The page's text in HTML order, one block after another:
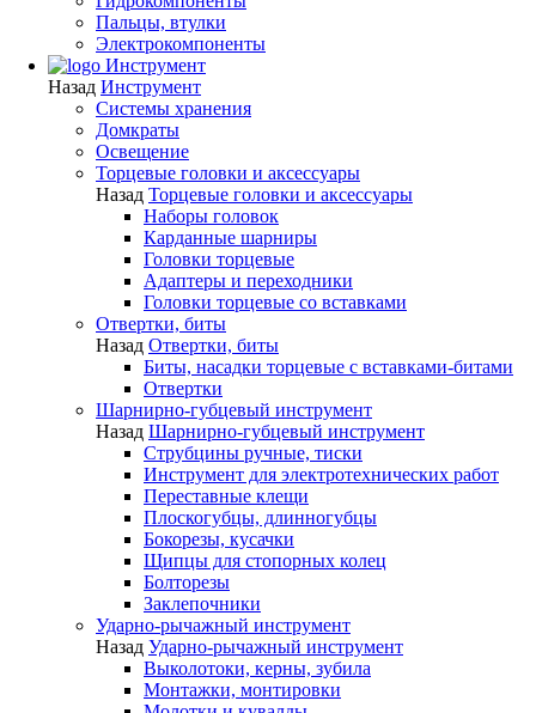
Пальцы, втулки
Электрокомпоненты
Инструмент
Назад Инструмент
Системы хранения
Домкраты
Освещение
Торцевые головки и аксессуары
Назад Торцевые головки и аксессуары
Наборы головок
Карданные шарниры
Головки торцевые
Адаптеры и переходники
Головки торцевые со вставками
Отвертки, биты
Назад Отвертки, биты
Биты, насадки торцевые с вставками-битами
Отвертки
Шарнирно-губцевый инструмент
Назад Шарнирно-губцевый инструмент
Струбцины ручные, тиски
Инструмент для электротехнических работ
Переставные клещи
Плоскогубцы, длинногубцы
Бокорезы, кусачки
Щипцы для стопорных колец
Болторезы
Заклепочники
Ударно-рычажный инструмент
Назад Ударно-рычажный инструмент
Выколотоки, керны, зубила
Монтажки, монтировки